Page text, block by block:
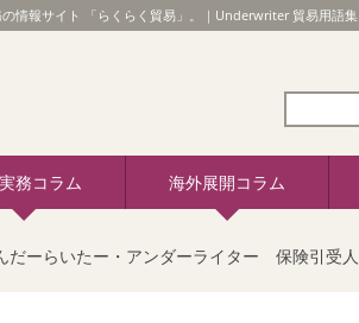
情報サイト 「らくらく貿易」。｜Underwriter 貿易用語集
務コラム 海外展開コラム
だーらいたー・アンダーライター 保険引受人